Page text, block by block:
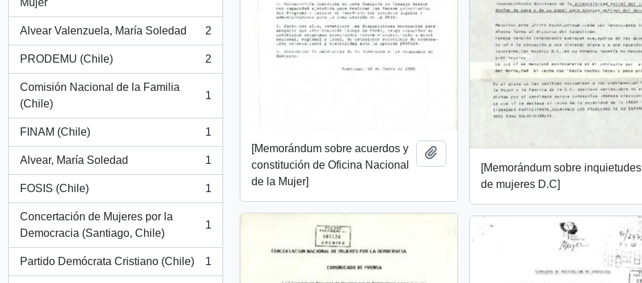
Mujer
Alvear Valenzuela, María Soledad
, 2 resultados
2
PRODEMU (Chile)
, 2 resultados
2
Comisión Nacional de la Familia
(Chile)
, 1 resultados
1
FINAM (Chile)
, 1 resultados
1
Alvear, María Soledad
, 1 resultados
1
FOSIS (Chile)
, 1 resultados
1
Concertación de Mujeres por la
Democracia (Santiago, Chile)
, 1 resultados
1
Partido Demócrata Cristiano (Chile)
, 1 resultados
1
[Memorándum sobre inquietudes
de mujeres D.C]
[Memorándum sobre acuerdos y
constitución de Oficina Nacional
de la Mujer]
Añadir al portapapeles